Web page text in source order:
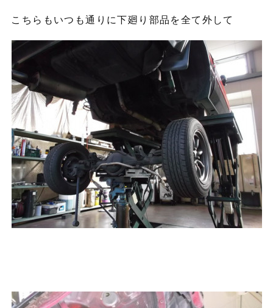
こちらもいつも通りに下廻り部品を全て外して